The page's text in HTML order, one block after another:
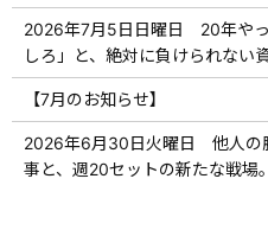
2026年7月5日日曜日 20年や
しろ」と、絶対に負けられない
【7月のお知らせ】
2026年6月30日火曜日 他人の
事と、週20セットの新たな戦場。